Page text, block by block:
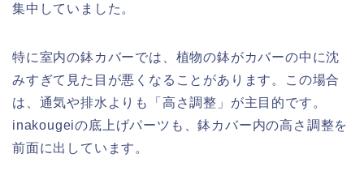
集中していました。
特に室内の鉢カバーでは、植物の鉢がカバーの中に沈
みすぎて見た目が悪くなることがあります。この場合
は、通気や排水よりも「高さ調整」が主目的です。
inakougeiの底上げパーツも、鉢カバー内の高さ調整を
前面に出しています。